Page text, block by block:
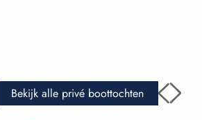
Bekijk alle privé boottochten